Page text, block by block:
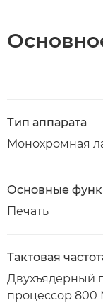
Тип аппарата
Монохромная
Основные
Печать
Тактовая
Двухъядерный
процессор 800